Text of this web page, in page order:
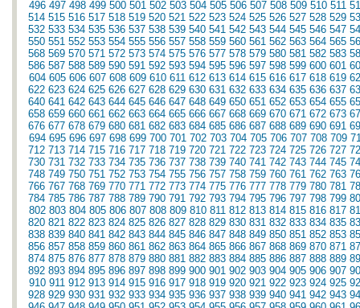
496 497 498 499 500 501 502 503 504 505 506 507 508 509 510 511
514 515 516 517 518 519 520 521 522 523 524 525 526 527 528 529
532 533 534 535 536 537 538 539 540 541 542 543 544 545 546 547
550 551 552 553 554 555 556 557 558 559 560 561 562 563 564 565
568 569 570 571 572 573 574 575 576 577 578 579 580 581 582 583
586 587 588 589 590 591 592 593 594 595 596 597 598 599 600 601
604 605 606 607 608 609 610 611 612 613 614 615 616 617 618 619
622 623 624 625 626 627 628 629 630 631 632 633 634 635 636 637
640 641 642 643 644 645 646 647 648 649 650 651 652 653 654 655
658 659 660 661 662 663 664 665 666 667 668 669 670 671 672 673
676 677 678 679 680 681 682 683 684 685 686 687 688 689 690 691
694 695 696 697 698 699 700 701 702 703 704 705 706 707 708 709
712 713 714 715 716 717 718 719 720 721 722 723 724 725 726 727
730 731 732 733 734 735 736 737 738 739 740 741 742 743 744 745
748 749 750 751 752 753 754 755 756 757 758 759 760 761 762 763
766 767 768 769 770 771 772 773 774 775 776 777 778 779 780 781
784 785 786 787 788 789 790 791 792 793 794 795 796 797 798 799
802 803 804 805 806 807 808 809 810 811 812 813 814 815 816 817
820 821 822 823 824 825 826 827 828 829 830 831 832 833 834 835
838 839 840 841 842 843 844 845 846 847 848 849 850 851 852 853
856 857 858 859 860 861 862 863 864 865 866 867 868 869 870 871
874 875 876 877 878 879 880 881 882 883 884 885 886 887 888 889
892 893 894 895 896 897 898 899 900 901 902 903 904 905 906 907
910 911 912 913 914 915 916 917 918 919 920 921 922 923 924 925
928 929 930 931 932 933 934 935 936 937 938 939 940 941 942 943